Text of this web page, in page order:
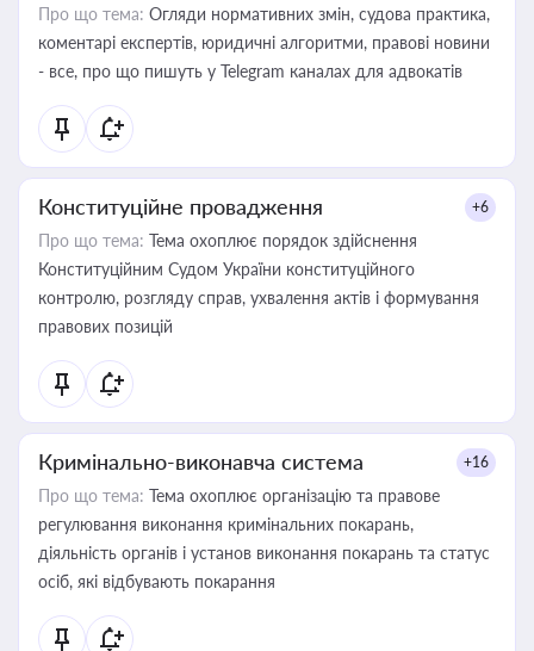
Про що тема: Огляди нормативних змін, судова практика,
коментарі експертів, юридичні алгоритми, правові новини
- все, про що пишуть у Telegram каналах для адвокатів
Конституційне провадження +6
Про що тема: Тема охоплює порядок здійснення
Конституційним Судом України конституційного
контролю, розгляду справ, ухвалення актів і формування
правових позицій
Кримінально-виконавча система +16
Про що тема: Тема охоплює організацію та правове
регулювання виконання кримінальних покарань,
діяльність органів і установ виконання покарань та статус
осіб, які відбувають покарання